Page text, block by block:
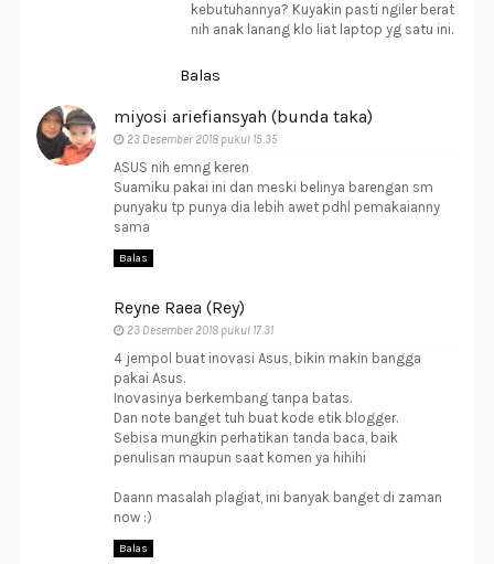
kebutuhannya? Kuyakin pasti ngiler berat
nih anak lanang klo liat laptop yg satu ini.
Balas
miyosi ariefiansyah (bunda taka)
23 Desember 2018 pukul 15.35
ASUS nih emng keren
Suamiku pakai ini dan meski belinya barengan sm
punyaku tp punya dia lebih awet pdhl pemakaianny
sama
Balas
Reyne Raea (Rey)
23 Desember 2018 pukul 17.31
4 jempol buat inovasi Asus, bikin makin bangga
pakai Asus.
Inovasinya berkembang tanpa batas.
Dan note banget tuh buat kode etik blogger.
Sebisa mungkin perhatikan tanda baca, baik
penulisan maupun saat komen ya hihihi
Daann masalah plagiat, ini banyak banget di zaman
now :)
Balas